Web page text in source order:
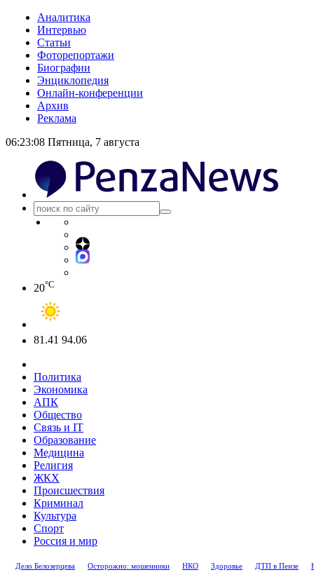
Аналитика
Интервью
Статьи
Фоторепортажи
Биографии
Энциклопедия
Онлайн-конференции
Архив
Реклама
06:23:08 Пятница, 7 августа
20°C
81.41 94.06
Политика
Экономика
АПК
Общество
Связь и IT
Образование
Медицина
Религия
ЖКХ
Происшествия
Криминал
Культура
Спорт
Россия и мир
Дело Белозерцева Осторожно: мошенники НКО Здоровье ДТП в Пензе